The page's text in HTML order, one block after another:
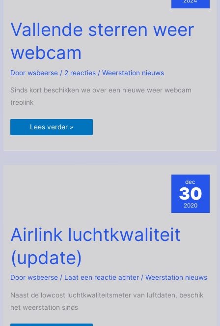
Vallende sterren weer
webcam
Doorwsbeerse / 2 reacties /Weerstation nieuws
Sinds kort beschikken we over een nieuwe weer webcam
(reolink
Vallende
sterren
weer
Lees verder »
Airlink luchtkwaliteit
(update)
Doorwsbeerse / Laat een reactie achter /Weerstation nieuws
Naast de lowcost luchtkwaliteitsmeter van luftdaten, beschik
het weerstation sinds
Airlink
luchtkwaliteit
(update)
dec
30
2020